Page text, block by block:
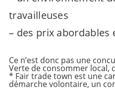
travailleuses
– des prix
Ce n’est donc pas une
Verte de consommer
* Fair trade town est une
démarche volontaire, un